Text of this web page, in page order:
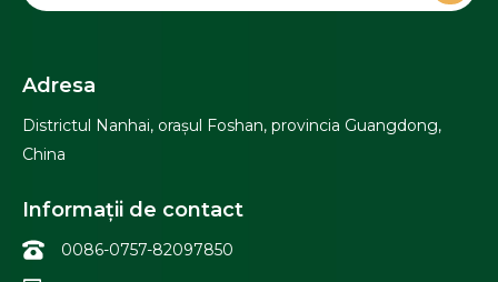
Adresa
Districtul Nanhai, orașul Foshan, provincia Guangdong,
China
Informații de contact
0086-0757-82097850